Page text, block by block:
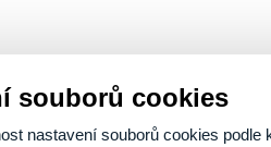
souborů cookies
nastavení souborů cookies